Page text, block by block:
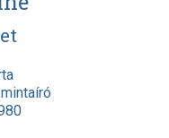
mintaíró